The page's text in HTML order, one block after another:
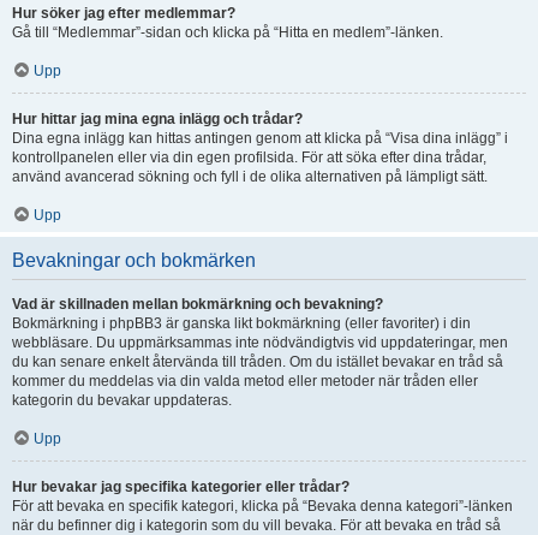
Hur söker jag efter medlemmar?
Gå till “Medlemmar”-sidan och klicka på “Hitta en medlem”-länken.
Upp
Hur hittar jag mina egna inlägg och trådar?
Dina egna inlägg kan hittas antingen genom att klicka på “Visa dina inlägg” i
kontrollpanelen eller via din egen profilsida. För att söka efter dina trådar,
använd avancerad sökning och fyll i de olika alternativen på lämpligt sätt.
Upp
Bevakningar och bokmärken
Vad är skillnaden mellan bokmärkning och bevakning?
Bokmärkning i phpBB3 är ganska likt bokmärkning (eller favoriter) i din
webbläsare. Du uppmärksammas inte nödvändigtvis vid uppdateringar, men
du kan senare enkelt återvända till tråden. Om du istället bevakar en tråd så
kommer du meddelas via din valda metod eller metoder när tråden eller
kategorin du bevakar uppdateras.
Upp
Hur bevakar jag specifika kategorier eller trådar?
För att bevaka en specifik kategori, klicka på “Bevaka denna kategori”-länken
när du befinner dig i kategorin som du vill bevaka. För att bevaka en tråd så